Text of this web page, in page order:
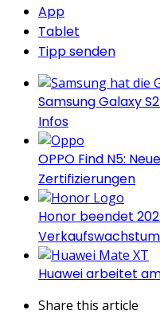
App
Tablet
Tipp senden
Samsung Galaxy
Infos
OPPO Find N5:
Zertifizierungen
Honor beendet
Verkaufswachstum
Huawei arbeitet
Share this article